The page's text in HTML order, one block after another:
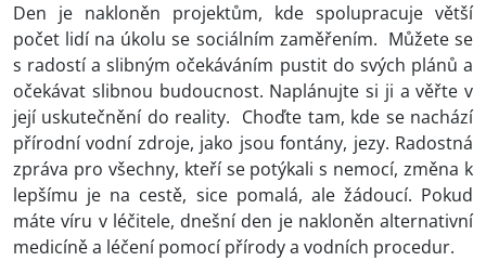
Den je nakloněn projektům, kde spolupracuje větší
počet lidí na úkolu se sociálním zaměřením. Můžete se
s radostí a slibným očekáváním pustit do svých plánů a
očekávat slibnou budoucnost. Naplánujte si ji a věřte v
její uskutečnění do reality. Choďte tam, kde se nachází
přírodní vodní zdroje, jako jsou fontány, jezy. Radostná
zpráva pro všechny, kteří se potýkali s nemocí, změna k
lepšímu je na cestě, sice pomalá, ale žádoucí. Pokud
máte víru v léčitele, dnešní den je nakloněn alternativní
medicíně a léčení pomocí přírody a vodních procedur.